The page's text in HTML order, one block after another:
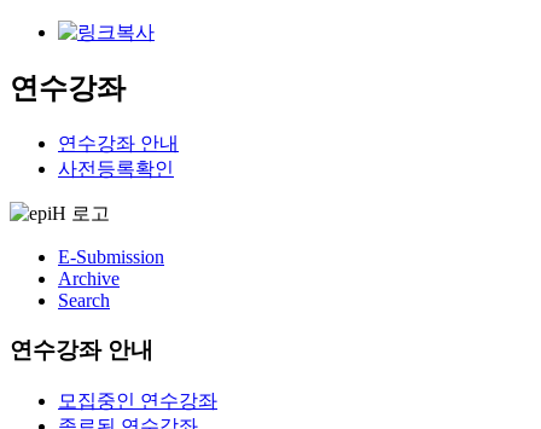
연수강좌
연수강좌 안내
사전등록확인
E-Submission
Archive
Search
연수강좌 안내
모집중인 연수강좌